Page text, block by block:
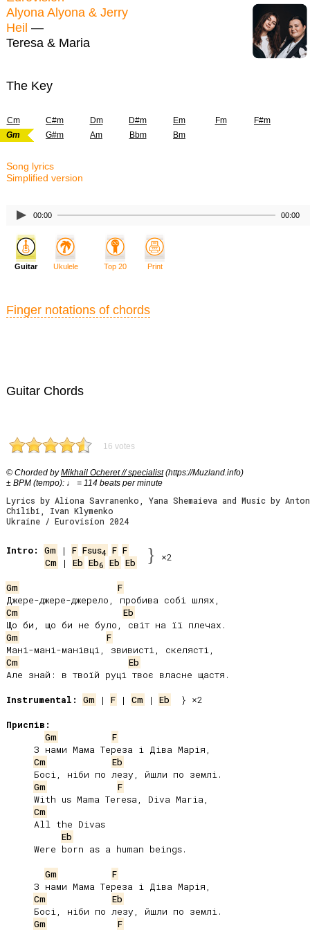
Alyona Alyona & Jerry
Heil —
Teresa & Maria
The Key
Cm C#m Dm D#m Em Fm
F#m
Gm
G#m Am Bbm Bm
Song lyrics
Simplified version
00:00 00:00
Guitar Chords
16 votes
© Chorded byMikhail Ocheret // specialist(https://Muzland.info)
± BPM (tempo): ♩ = 114 beats per minute
Lyrics by Aliona Savranenko, Yana Shemaieva and Music by Anton
Chilibi, Ivan Klymenko
Ukraine / Eurovision 2024
Intro: Gm | F Fsus4 F F
Cm | Eb Eb6 Eb Eb } ×2
Gm
F
Cm
Eb
Gm
F
Cm
Eb
Але знай: в твоїй руці твоє власне щастя.
Instrumental:
Gm | F | Cm | Eb
  } ×2
Приспів:
Gm
F
Cm
Eb
Gm
F
Cm
Eb
Gm
F
Cm
Eb
Gm
F
Guitar Ukulele Top 20 Print
Finger notations of chords